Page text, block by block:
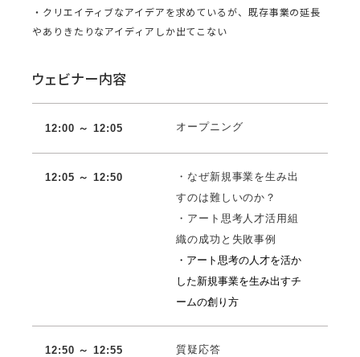
・クリエイティブなアイデアを求めているが、既存事業の延長
やありきたりなアイディアしか出てこない
ウェビナー内容
12:00 ～ 12:05 オープニング
12:05 ～ 12:50
・なぜ新規事業を生み出
すのは難しいのか？
・アート思考人才活用組
織の成功と失敗事例
・アート思考の人才を活か
した新規事業を生み出すチ
ームの創り方
12:50 ～ 12:55 質疑応答